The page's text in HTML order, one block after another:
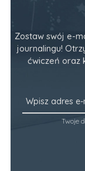
Zostaw swój e-
journalingu!
ćwiczeń oraz
Twoje